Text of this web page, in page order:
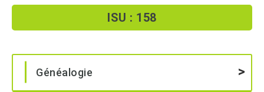
ISU : 158
Généalogie